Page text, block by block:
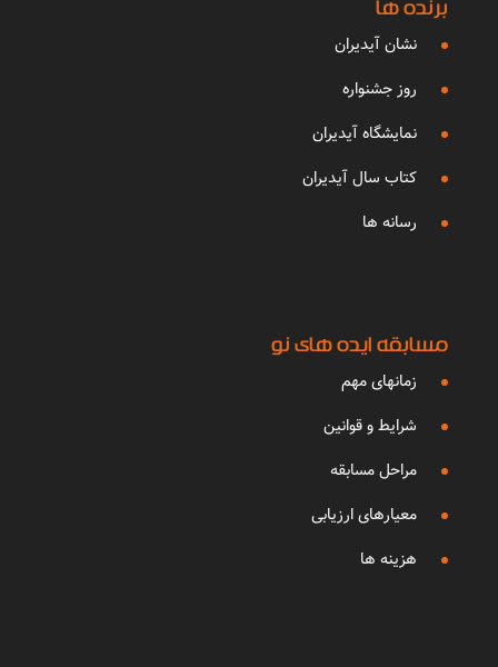
برنده ها
نشان آیدیران
روز جشنواره
نمایشگاه آیدیران
کتاب سال آیدیران
رسانه ها
مسابقه ایده های نو
زمانهای مهم
شرایط و قوانین
مراحل مسابقه
معیارهای ارزیابی
هزینه ها